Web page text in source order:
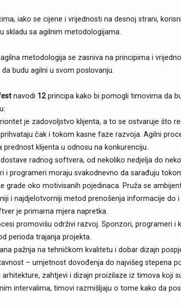
iako se cijene i vrijednosti na desnoj strani,
skladu sa agilnim metodologijama.
metodologija se zasniva na principima i
budu agilni u svom poslovanju.
navodi 12principa kako bi pomogli timovima da
je zadovoljstvo klijenta, a to se ostvaruje što
čak i tokom kasne faze razvoja. Agilni
prednost klijenta u odnosu na konkurenciju.
radnog softvera, od nekoliko nedjelja do
i programeri moraju svakodnevno da sarađuju
grade oko motivisanih pojedinaca. Pruža se
i najdjelotvorniji metod prenošenja informacije
je primarna mjera napretka.
promovišu održivi razvoj. Sponzori, programeri
perioda trajanja projekta.
pažnja na tehničkom kvalitetu i dobar dizajn
– umjetnost dovođenja do najvišeg stepena
arhitekture, zahtjevi i dizajn proizilaze iz timova koji
intervalima, timovi razmišljaju o tome kako da